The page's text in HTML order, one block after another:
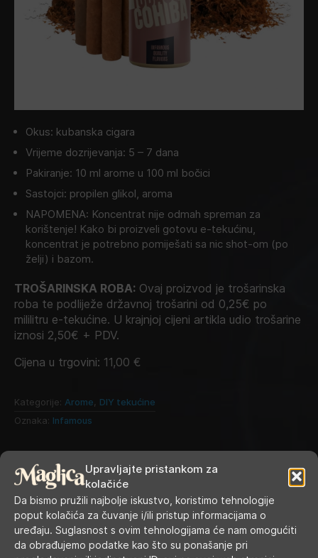
Upravljajte pristankom za
kolačiće
Da bismo pružili najbolje iskustvo, koristimo tehnologije
poput kolačića za čuvanje i/ili pristup informacijama o
uređaju. Suglasnost s ovim tehnologijama će nam omogućiti
da obrađujemo podatke kao što su ponašanje pri
Okus: kubanska cigara
Vrijeme dozrijevanja: 5 – 7 dana
Pakiranje: 10 ml arome u 100 ml bočici
Sastojci: propilen glikol, aroma
NAPOMENA: Koncentrat nije odmah spreman za
korištenje! Kako bi proizveli gotovu e-tekućinu,
koncentrat je potrebno pomiješati sa nic shot-om (po
želji) i bazom.
TROŠARINSKA ROBA: Ovaj proizvod je trošarinska
roba te podliježe državnoj trošarini od 0,25€ po
mililitru e-tekućine. U krajnjoj cijeni artikla udio trošarine
iznosi 2,50€ + PDV.
Cijena u trgovini: 11,00 €
Kategorije: Arome DIY tekućine
Oznaka: Infamous